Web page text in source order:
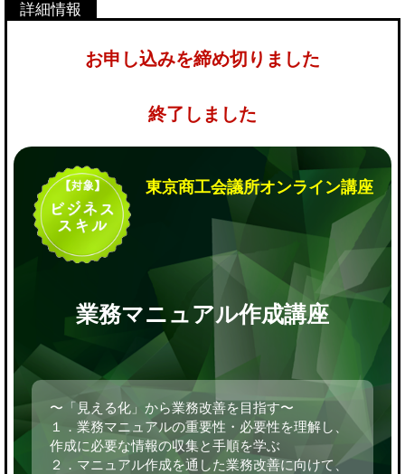
お申し込みを締め切りました
終了しました
東京商工会議所オンライン講座
業務マニュアル作成講座
〜「見える化」から業務改善を目指す〜
１．業務マニュアルの重要性・必要性を理解し、
作成に必要な情報の収集と手順を学ぶ
２．マニュアル作成を通した業務改善に向けて、